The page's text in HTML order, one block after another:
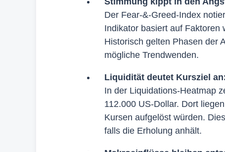
Der Fear-&-Greed-Index
Indikator basiert auf Faktoren
Historisch gelten Phasen der
mögliche Trendwenden.
Liquidität deutet Kursziel
In der Liquidations-Heatmap
112.000 US-Dollar. Dort
Kursen aufgelöst würden.
falls die Erholung anhält.